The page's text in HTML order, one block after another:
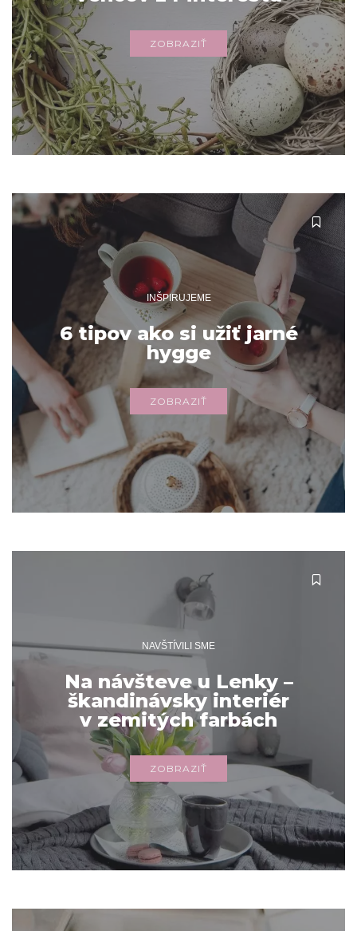
ZOBRAZIŤ
INŠPIRUJEME
6 tipov ako si užiť jarné
hygge
ZOBRAZIŤ
NAVŠTÍVILI SME
Na návšteve u Lenky –
škandinávsky interiér
v zemitých farbách
ZOBRAZIŤ